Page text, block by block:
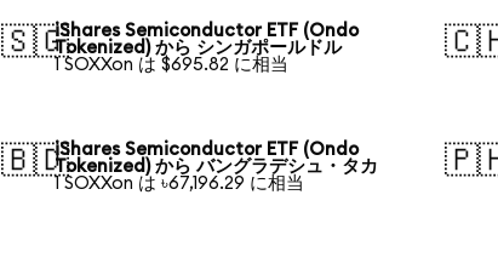
🇸🇬iShares Semiconductor ETF (Ondo
Tokenized) から シンガポールドル
1 SOXXon は $695.82 に相当
🇧🇩iShares Semiconductor ETF (Ondo
Tokenized) から バングラデシュ・タカ
1 SOXXon は ৳67,196.29 に相当